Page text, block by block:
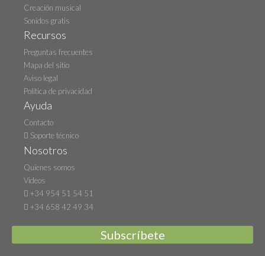
Creación musical
Sonidos gratis
Recursos
Preguntas frecuentes
Mapa del sitio
Aviso legal
Política de privacidad
Ayuda
Contacto
Soporte técnico
Nosotros
Quienes somos
Videos
+34 954 51 54 51
+34 658 42 49 34
Subscríbete